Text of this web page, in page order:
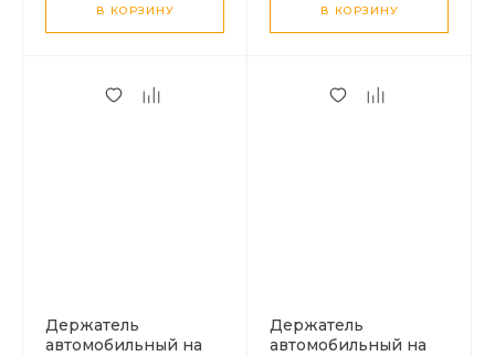
В КОРЗИНУ В КОРЗИНУ
Держатель
автомобильный на
Держатель
автомобильный на